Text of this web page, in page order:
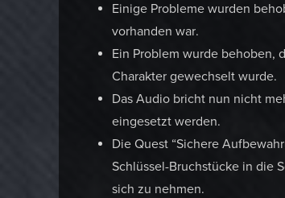
Einige Probleme wurden
vorhanden war.
Ein Problem wurde behoben,
Charakter gewechselt wurde.
Das Audio bricht nun nicht
eingesetzt werden.
Die Quest “Sichere
Schlüssel-Bruchstücke in die
sich zu nehmen.